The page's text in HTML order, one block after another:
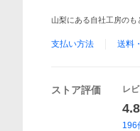
山梨にある自社工房の
支払い方法 送料
ストア評価 レ
196